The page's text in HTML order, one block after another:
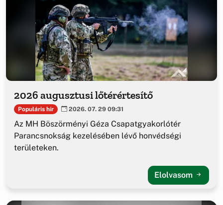
2026 augusztusi lőtérértesítő
Populáris hír 2026. 07. 29 09:31
Az MH Böszörményi Géza Csapatgyakorlótér
Parancsnokság kezelésében lévő honvédségi
területeken.
Elolvasom